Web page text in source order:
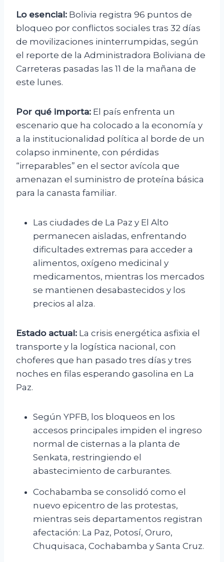
Lo esencial: Bolivia registra 96 puntos de
bloqueo por conflictos sociales tras 32 días
de movilizaciones ininterrumpidas, según
el reporte de la Administradora Boliviana de
Carreteras pasadas las 11 de la mañana de
este lunes.
Por qué importa: El país enfrenta un
escenario que ha colocado a la economía y
a la institucionalidad política al borde de un
colapso inminente, con pérdidas
“irreparables” en el sector avícola que
amenazan el suministro de proteína básica
para la canasta familiar.
Las ciudades de La Paz y El Alto
permanecen aisladas, enfrentando
dificultades extremas para acceder a
alimentos, oxígeno medicinal y
medicamentos, mientras los mercados
se mantienen desabastecidos y los
precios al alza.
Estado actual: La crisis energética asfixia el
transporte y la logística nacional, con
choferes que han pasado tres días y tres
noches en filas esperando gasolina en La
Paz.
Según YPFB, los bloqueos en los
accesos principales impiden el ingreso
normal de cisternas a la planta de
Senkata, restringiendo el
abastecimiento de carburantes.
Cochabamba se consolidó como el
nuevo epicentro de las protestas,
mientras seis departamentos registran
afectación: La Paz, Potosí, Oruro,
Chuquisaca, Cochabamba y Santa Cruz.